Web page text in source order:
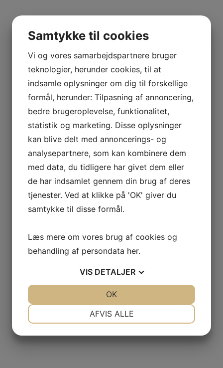
Samtykke til cookies
Vi og vores samarbejdspartnere bruger
teknologier, herunder cookies, til at
indsamle oplysninger om dig til forskellige
formål, herunder: Tilpasning af annoncering,
bedre brugeroplevelse, funktionalitet,
statistik og marketing. Disse oplysninger
kan blive delt med annoncerings- og
analysepartnere, som kan kombinere dem
med data, du tidligere har givet dem eller
de har indsamlet gennem din brug af deres
tjenester. Ved at klikke på 'OK' giver du
samtykke til disse formål.
Læs mere om vores brug af cookies og
behandling af persondata her.
VIS DETALJER
AFVIS ALLE
OK